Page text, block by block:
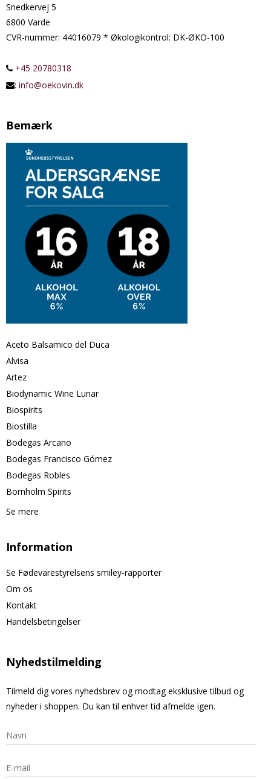
Snedkervej 5
6800 Varde
CVR-nummer: 44016079 * Økologikontrol: DK-ØKO-100
+45 20780318
: info@oekovin.dk
Bemærk
Aceto Balsamico del Duca
Alvisa
Artez
Biodynamic Wine Lunar
Biospirits
Biostilla
Bodegas Arcano
Bodegas Francisco Gómez
Bodegas Robles
Bornholm Spirits
Se mere
Information
Se Fødevarestyrelsens smiley-rapporter
Om os
Kontakt
Handelsbetingelser
Nyhedstilmelding
Tilmeld dig vores nyhedsbrev og modtag eksklusive tilbud og
nyheder i shoppen. Du kan til enhver tid afmelde igen.